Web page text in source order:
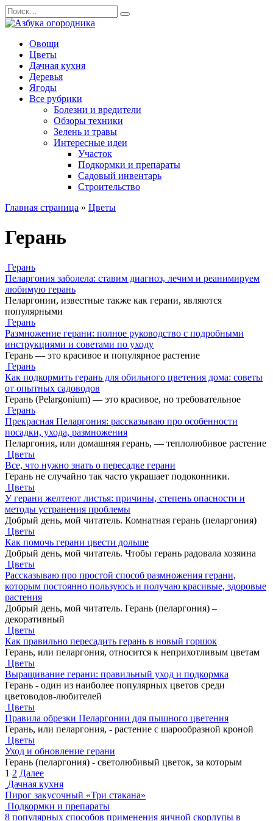
Перейти
к
содержанию
Search
for:
Овощи
Цветы
Дачная кухня
Деревья
Ягоды
Все рубрики
Болезни и вредители
Обзоры техники
Зелень и травы
Интересные идеи
Участок
Подкормки и препараты
Садовый инвентарь
Строительство
Главная страница » Цветы
Герань
Герань
Пеларгония заболела: ставим диагноз, лечим и реанимируем
любимую герань
Пеларгонии, известные также как герани, являются
популярными
Герань
Размножение герани: полное руководство с подробными
инструкциями и советами по уходу
Герань — это красивое и популярное растение
Герань
Как подкормить герань для обильного цветения дома: советы
от опытных садоводов
Герань (Pelargonium) — это красивое, но требовательное
Герань
Прекрасная Пеларгония: рассказываю про особенности
посадки, ухода, размножения
Пеларгония, или домашняя герань, — теплолюбивое растение
Цветы
Все, что нужно знать о пересадке герани
Герань не случайно так часто украшает подоконники.
Цветы
У герани желтеют листья: причины, степень опасности и
методы устранения проблемы
Добрый день, мой читатель. Комнатная герань (пеларгония)
Цветы
Как помочь герани цвести дольше
Добрый день, мой читатель. Чтобы герань радовала хозяина
Цветы
Рассказываю про простой способ размножения герани,
которым постоянно пользуюсь и получаю красивые, здоровые
растения
Добрый день, мой читатель. Герань (пеларгония) –
декоративный
Цветы
Как правильно пересадить герань в новый горшок
Герань, или пеларгония, относится к неприхотливым цветам
Цветы
Выращивание герани: правильный уход и подкормка
Герань - один из наиболее популярных цветов среди
цветоводов-любителей
Цветы
Правила обрезки Пеларгонии для пышного цветения
Герань, или пеларгония, - растение с шарообразной кроной
Цветы
Уход и обновление герани
Герань (пеларгония) - светолюбивый цветок, за которым
Пагинация
записей
1 2 Далее
Дачная кухня
Пирог закусочный «Три стакана»
Подкормки и препараты
8 популярных способов применения яичной скорлупы в